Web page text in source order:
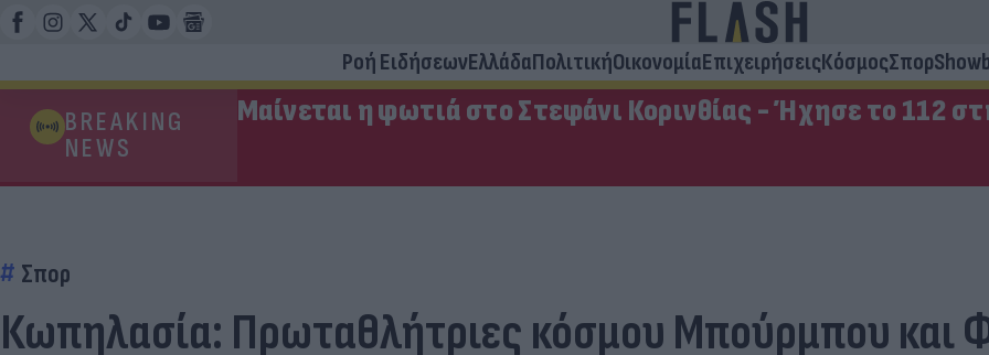
Ροή ΕιδήσεωνΕλλάδαΠολιτικήΟικονομίαΕπιχειρήσειςΚόσμοςΣπορ
BREAKING
NEWS
Μαίνεται η φωτιά στο Στεφάνι Κορινθίας - Ήχησε το 112
Σπορ
Κωπηλασία: Πρωταθλήτριες κόσμου Μπούρμπου και